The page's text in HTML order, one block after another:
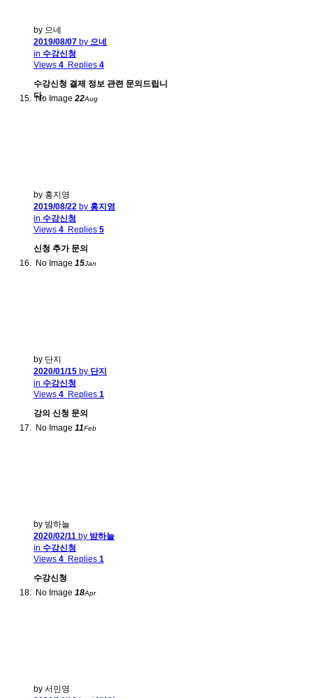
by 으네
2019/08/07 by 으네
in 수강신청
Views 4 Replies 4
수강신청 결제 정보 관련 문의드립니
다.
No Image 22Aug
by 홍지영
2019/08/22 by 홍지영
in 수강신청
Views 4 Replies 5
신청 추가 문의
No Image 15Jan
by 단지
2020/01/15 by 단지
in 수강신청
Views 4 Replies 1
강의 신청 문의
No Image 11Feb
by 밤하늘
2020/02/11 by 밤하늘
in 수강신청
Views 4 Replies 1
수강신청
No Image 18Apr
by 서민영